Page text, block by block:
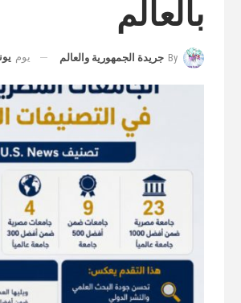
بالعالم
By جريدة الجمهورية والعالم يوم يونيو